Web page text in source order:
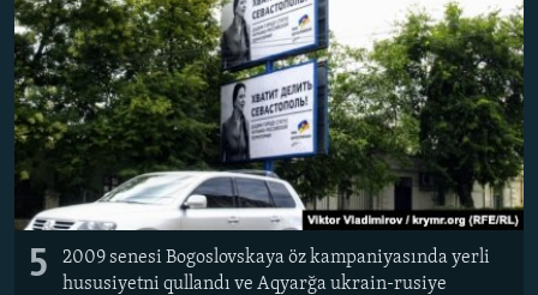
5
2009 senesi Bogoslovskaya öz kampaniyasında yerli
hususiyetni qullandı ve Aqyarğa ukrain-rusiye